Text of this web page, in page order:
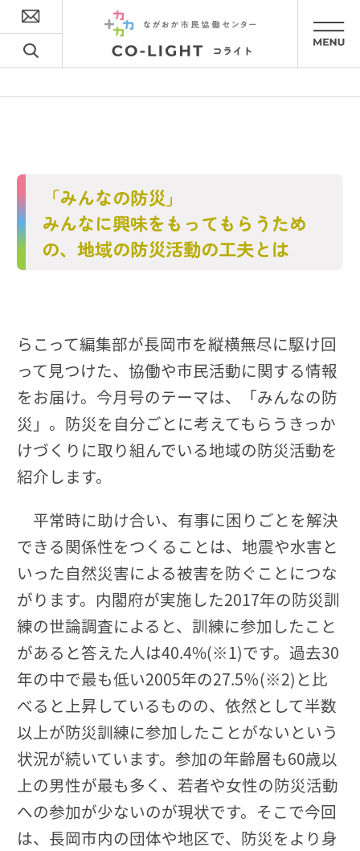
「みんなの防災」
みんなに興味をもってもらうため
の、地域の防災活動の工夫とは
らこって編集部が長岡市を縦横無尽に駆け回
って見つけた、協働や市民活動に関する情報
をお届け。今月号のテーマは、「みんなの防
災」。防災を自分ごとに考えてもらうきっか
けづくりに取り組んでいる地域の防災活動を
紹介します。
平常時に助け合い、有事に困りごとを解決
できる関係性をつくることは、地震や水害と
いった自然災害による被害を防ぐことにつな
がります。内閣府が実施した2017年の防災訓
練の世論調査によると、訓練に参加したこと
があると答えた人は40.4%(※1)です。過去30
年の中で最も低い2005年の27.5％(※2)と比
べると上昇しているものの、依然として半数
以上が防災訓練に参加したことがないという
状況が続いています。参加の年齢層も60歳以
上の男性が最も多く、若者や女性の防災活動
への参加が少ないのが現状です。そこで今回
は、長岡市内の団体や地区で、防災をより身